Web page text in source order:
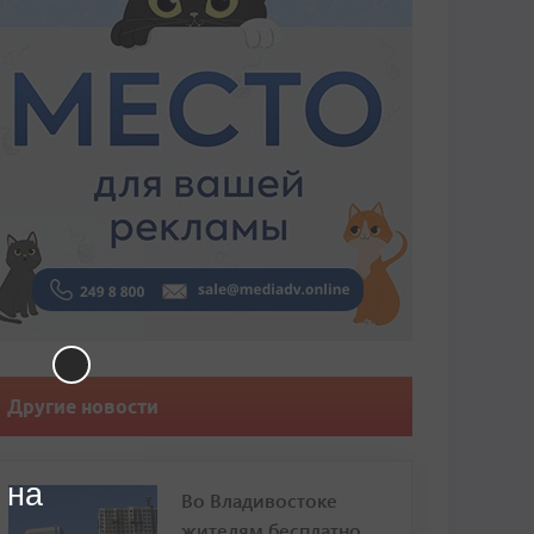
Другие новости
Во Владивостоке